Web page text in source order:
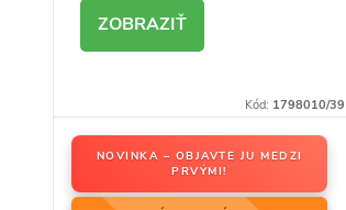
Kód: 1798010/39
NOVINKA – OBJAVTE JU MEDZI
PRVÝMI!